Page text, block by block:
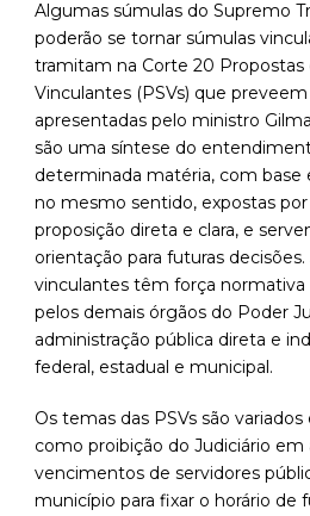
Algumas súmulas do Supremo
poderão se tornar súmulas
tramitam na Corte 20 Propostas
Vinculantes (PSVs) que
apresentadas pelo ministro
são uma síntese do
determinada matéria, com base
no mesmo sentido, expostas
proposição direta e clara, e
orientação para futuras decisões.
vinculantes têm força normativa
pelos demais órgãos do Poder
administração pública direta e
federal, estadual e municipal.
Os temas das PSVs são
como proibição do Judiciário
vencimentos de servidores
município para fixar o horário de